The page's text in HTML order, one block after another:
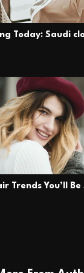
Today: Saudi
Trends You’ll